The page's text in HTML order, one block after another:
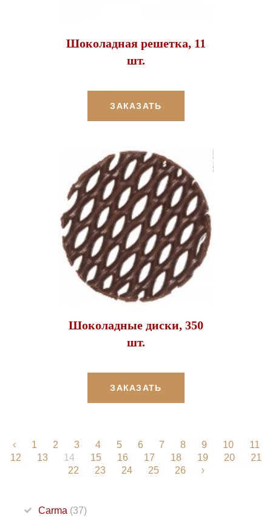
Шоколадная решетка, 11
шт.
ЗАКАЗАТЬ
Шоколадные диски, 350
шт.
ЗАКАЗАТЬ
1 2 3 4 5 6 7 8 9 10
11
12
13 14 15 16 17 18 19 20
21
22
23 24 25 26
Carma (37)